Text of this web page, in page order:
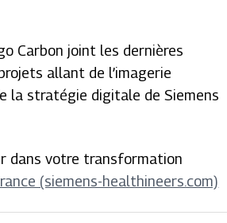
Carbon joint les dernières
allant de l’imagerie
la stratégie digitale de Siemens
dans votre transformation
(siemens-healthineers.com)